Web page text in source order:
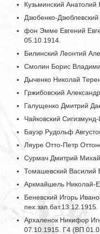
Кузьминский Анатолий
Дзюбенко-
фон Эмме Евгений
05.10.1914.
Билинский Леонтий
Смолин Борис
Дыченко Николай
Гржибовский
Галущенко Дмитрий
Чайковский
Бауэр Рудольф
Ляуре Отто-Петр
Сурмач Дмитрий
Томашевский Василий
Аркмайшель Николай-
Беневский Игорь
пех.зап.бат.13.12.1915.
Архаленок Никифор
07.10.1915. Г4 (ВП